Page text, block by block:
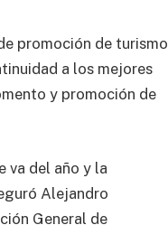
promoción de turismo
a los mejores
y promoción de
va del año y la
Alejandro
General de